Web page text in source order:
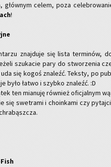
głów­nym celem, poza
!
znaj­du­je się lista ter­mi­nów,
szu­ka­cie pary do stwo­rze­nia
się kogoś zna­leźć. Tek­sty, po
było łatwo i szyb­ko zna­leźć. :D
ten mia­nu­ję rów­nież ofi­cjal­nym
się swe­tra­mi i cho­in­ka­mi czy